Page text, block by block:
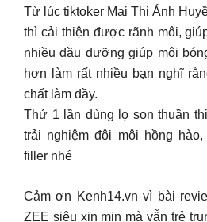
Từ lúc tiktoker Mai Thị Ánh
thì cải thiện được rãnh môi,
nhiều dầu dưỡng giúp môi
hơn làm rất nhiều bạn nghĩ
chất làm đầy.
Thử 1 lần dùng lọ son thuần
trải nghiệm đôi môi hồng
filler nhé
Cảm ơn Kenh14.vn vì bài
ZEE siêu xịn mịn mà vẫn trẻ